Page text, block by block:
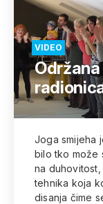
VIDEO
Joga smijeha
bilo tko može
na
tehnika koja
disanja čime